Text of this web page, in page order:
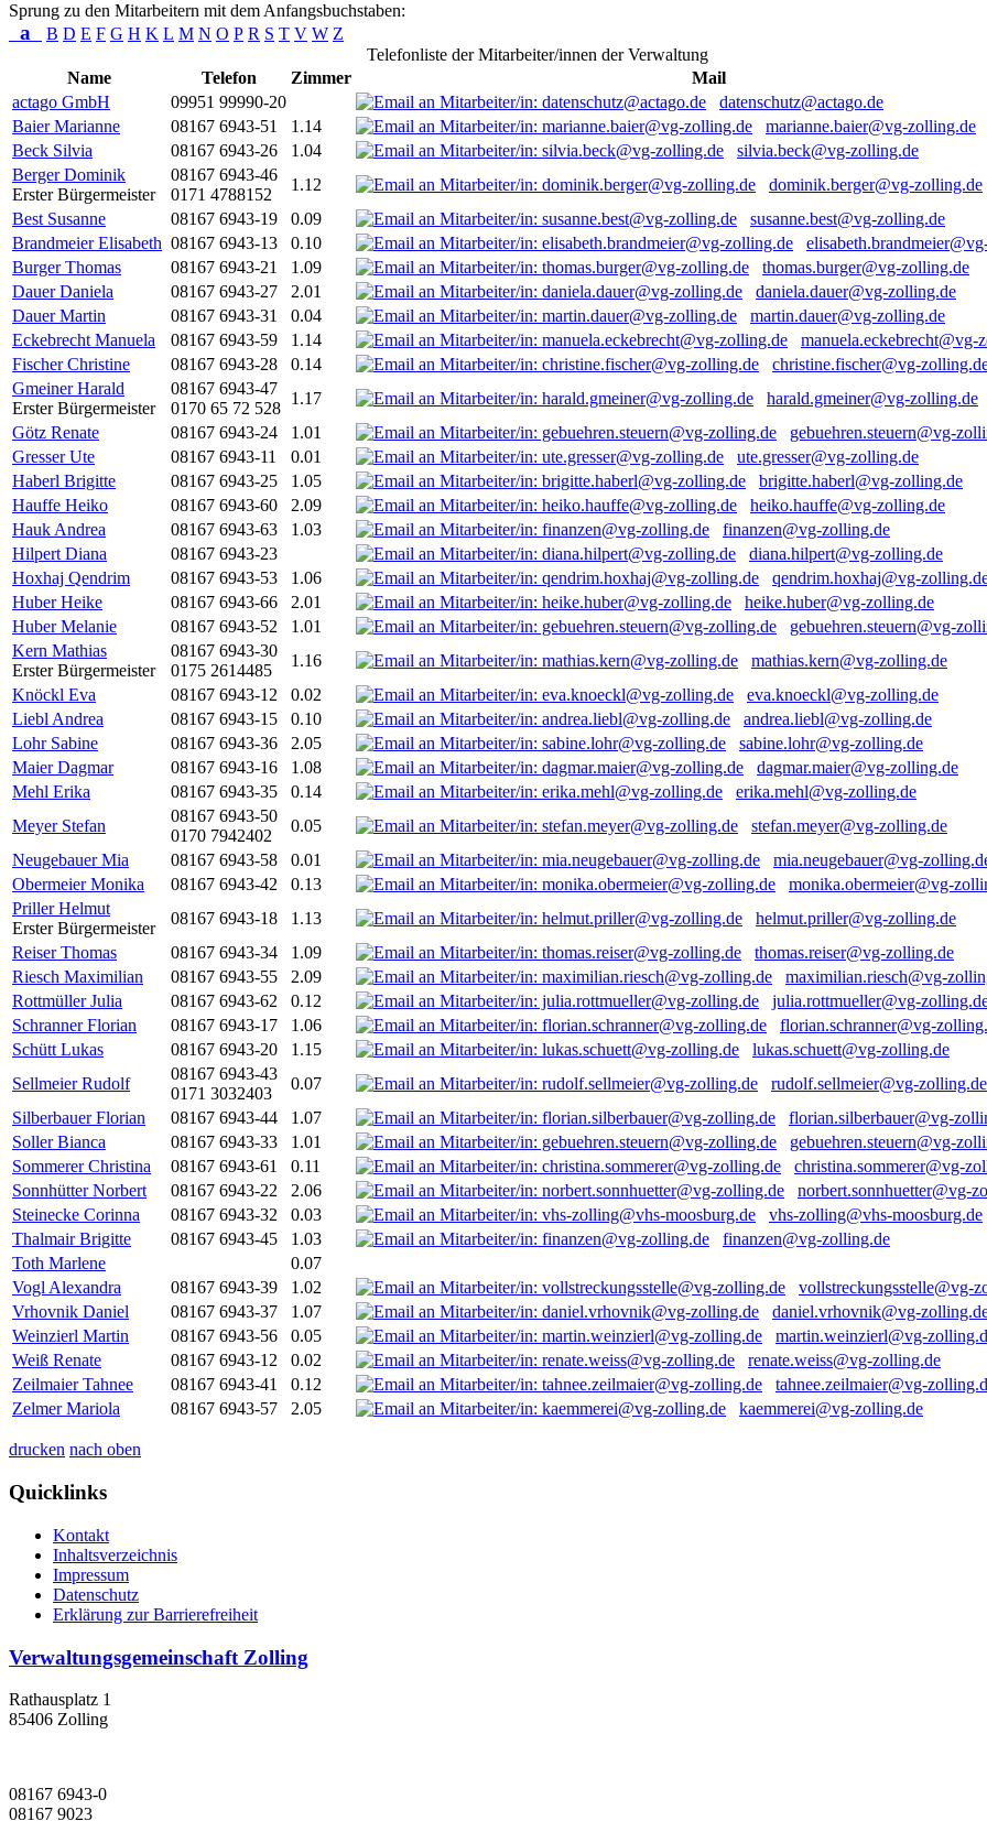
Sprung zu den Mitarbeitern mit dem Anfangsbuchstaben:
a B D E F G H K L M N O P R S T V W Z
Telefonliste der Mitarbeiter/innen der Verwaltung
Name
Telefon Zimmer
Mail
actago GmbH
09951 99990-20
datenschutz@actago.de
Baier Marianne
08167 6943-51 1.14
marianne.baier@vg-zolling.de
Beck Silvia
08167 6943-26 1.04
silvia.beck@vg-zolling.de
Berger Dominik
Erster Bürgermeister
08167 6943-46
0171 4788152
1.12
dominik.berger@vg-zolling.de
Best Susanne
08167 6943-19 0.09
susanne.best@vg-zolling.de
Brandmeier Elisabeth 08167 6943-13 0.10
Burger Thomas
08167 6943-21 1.09
thomas.burger@vg-zolling.de
Dauer Daniela
08167 6943-27 2.01
daniela.dauer@vg-zolling.de
Dauer Martin
08167 6943-31 0.04
martin.dauer@vg-zolling.de
Eckebrecht Manuela
08167 6943-59 1.14
manuela.eckebrecht@vg-
Fischer Christine
08167 6943-28 0.14
christine.fischer@vg-
Gmeiner Harald
Erster Bürgermeister
08167 6943-47
0170 65 72 528
1.17
harald.gmeiner@vg-zolling.de
Götz Renate
08167 6943-24 1.01
gebuehren.steuern@vg-
Gresser Ute
08167 6943-11 0.01
ute.gresser@vg-zolling.de
Haberl Brigitte
08167 6943-25 1.05
brigitte.haberl@vg-zolling.de
Hauffe Heiko
08167 6943-60 2.09
heiko.hauffe@vg-zolling.de
Hauk Andrea
08167 6943-63 1.03
finanzen@vg-zolling.de
Hilpert Diana
08167 6943-23
diana.hilpert@vg-zolling.de
Hoxhaj Qendrim
08167 6943-53 1.06
qendrim.hoxhaj@vg-
Huber Heike
08167 6943-66 2.01
heike.huber@vg-zolling.de
Huber Melanie
08167 6943-52 1.01
gebuehren.steuern@vg-
Kern Mathias
Erster Bürgermeister
08167 6943-30
0175 2614485
1.16
mathias.kern@vg-zolling.de
Knöckl Eva
08167 6943-12 0.02
eva.knoeckl@vg-zolling.de
Liebl Andrea
08167 6943-15 0.10
andrea.liebl@vg-zolling.de
Lohr Sabine
08167 6943-36 2.05
sabine.lohr@vg-zolling.de
Maier Dagmar
08167 6943-16 1.08
dagmar.maier@vg-zolling.de
Mehl Erika
08167 6943-35 0.14
erika.mehl@vg-zolling.de
Meyer Stefan
08167 6943-50
0170 7942402
0.05
stefan.meyer@vg-zolling.de
Neugebauer Mia
08167 6943-58 0.01
mia.neugebauer@vg-
Obermeier Monika
08167 6943-42 0.13
monika.obermeier@vg-
Priller Helmut
Erster Bürgermeister
08167 6943-18 1.13
helmut.priller@vg-zolling.de
Reiser Thomas
08167 6943-34 1.09
thomas.reiser@vg-zolling.de
Riesch Maximilian
08167 6943-55 2.09
maximilian.riesch@vg-
Rottmüller Julia
08167 6943-62 0.12
julia.rottmueller@vg-
Schranner Florian
08167 6943-17 1.06
florian.schranner@vg-
Schütt Lukas
08167 6943-20 1.15
lukas.schuett@vg-zolling.de
Sellmeier Rudolf
08167 6943-43
0171 3032403
0.07
rudolf.sellmeier@vg-zolling.de
Silberbauer Florian
08167 6943-44 1.07
florian.silberbauer@vg-
Soller Bianca
08167 6943-33 1.01
gebuehren.steuern@vg-
Sommerer Christina
08167 6943-61 0.11
christina.sommerer@vg-
Sonnhütter Norbert
08167 6943-22 2.06
norbert.sonnhuetter@vg-
Steinecke Corinna
08167 6943-32 0.03
vhs-zolling@vhs-moosburg.de
Thalmair Brigitte
08167 6943-45 1.03
finanzen@vg-zolling.de
Toth Marlene
0.07
Vogl Alexandra
08167 6943-39 1.02
vollstreckungsstelle@vg-
Vrhovnik Daniel
08167 6943-37 1.07
daniel.vrhovnik@vg-
Weinzierl Martin
08167 6943-56 0.05
martin.weinzierl@vg-
Weiß Renate
08167 6943-12 0.02
renate.weiss@vg-zolling.de
Zeilmaier Tahnee
08167 6943-41 0.12
tahnee.zeilmaier@vg-
Zelmer Mariola
08167 6943-57 2.05 kaemmerei@vg-zolling.de
drucken nach oben
Quicklinks
Kontakt
Inhaltsverzeichnis
Impressum
Datenschutz
Erklärung zur Barrierefreiheit
Verwaltungsgemeinschaft Zolling
Rathausplatz 1
85406 Zolling
08167 6943-0
08167 9023